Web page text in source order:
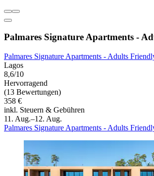
Palmares Signature Apartments -
Palmares Signature Apartments - Adults
Lagos
8,6/10
Hervorragend
(13 Bewertungen)
358 €
inkl. Steuern & Gebühren
11. Aug.–12. Aug.
Palmares Signature Apartments - Adults